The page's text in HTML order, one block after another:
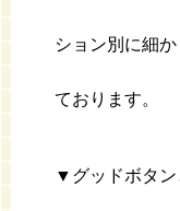
ション別に細
ております。
▼グッドボタン